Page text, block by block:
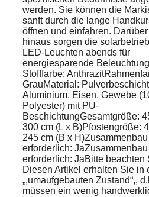
werden. Sie können die
sanft durch die lange
öffnen und einfahren. Darüber
hinaus sorgen die
LED-Leuchten abends für
energiesparende
Stofffarbe:
GrauMaterial:
Aluminium, Eisen, Gewebe
Polyester) mit PU-
BeschichtungGesamtgröße:
300 cm (L x B)Pfostengröße:
245 cm (B x H)Zusammenbau
erforderlich: JaZusammenbau
erforderlich: JaBitte beachten
Diesen Artikel erhalten Sie in
„,umaufgebauten Zustand“,,
müssen ein wenig